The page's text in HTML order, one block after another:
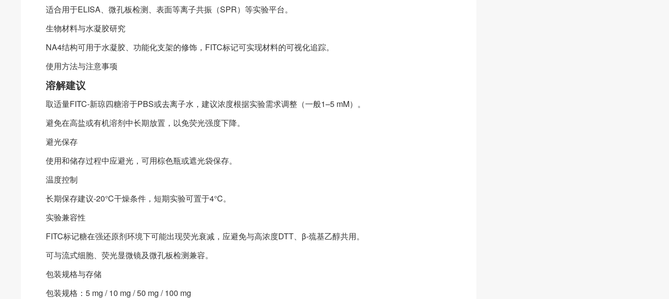
适合用于ELISA、微孔板检测、表面等离子共振（SPR）等实验平台。
生物材料与水凝胶研究
NA4结构可用于水凝胶、功能化支架的修饰，FITC标记可实现材料的可视化追踪。
使用方法与注意事项
溶解建议
取适量FITC-新琼四糖溶于PBS或去离子水，建议浓度根据实验需求调整（一般1–5 mM）。
避免在高盐或有机溶剂中长期放置，以免荧光强度下降。
避光保存
使用和储存过程中应避光，可用棕色瓶或遮光袋保存。
温度控制
长期保存建议-20°C干燥条件，短期实验可置于4°C。
实验兼容性
FITC标记糖在强还原剂环境下可能出现荧光衰减，应避免与高浓度DTT、β-巯基乙醇共用。
可与流式细胞、荧光显微镜及微孔板检测兼容。
包装规格与存储
包装规格：5 mg / 10 mg / 50 mg / 100 mg